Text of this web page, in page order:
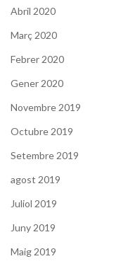
Abril 2020
Març 2020
Febrer 2020
Gener 2020
Novembre 2019
Octubre 2019
Setembre 2019
agost 2019
Juliol 2019
Juny 2019
Maig 2019